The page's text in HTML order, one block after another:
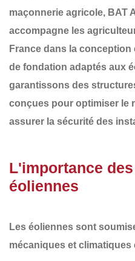
maçonnerie agricole, BAT
accompagne les
France dans la conception
de fondation adaptés aux
garantissons des
conçues pour optimiser le
assurer la sécurité des
L'importance
éoliennes
Les éoliennes sont
mécaniques et climatiques